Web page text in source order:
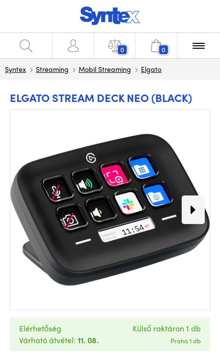
0 0
Syntex Streaming Mobil Streaming Elgato
ELGATO STREAM DECK NEO (BLACK)
Elérhetőség
Várható átvétel: 11. 08.
Külső raktáron 1 db
Praha 1 db